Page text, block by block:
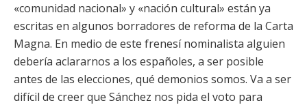
«comunidad nacional» y «nación cultural» están ya
escritas en algunos borradores de reforma de la Carta
Magna. En medio de este frenesí nominalista alguien
debería aclararnos a los españoles, a ser posible
antes de las elecciones, qué demonios somos. Va a ser
difícil de creer que Sánchez nos pida el voto para